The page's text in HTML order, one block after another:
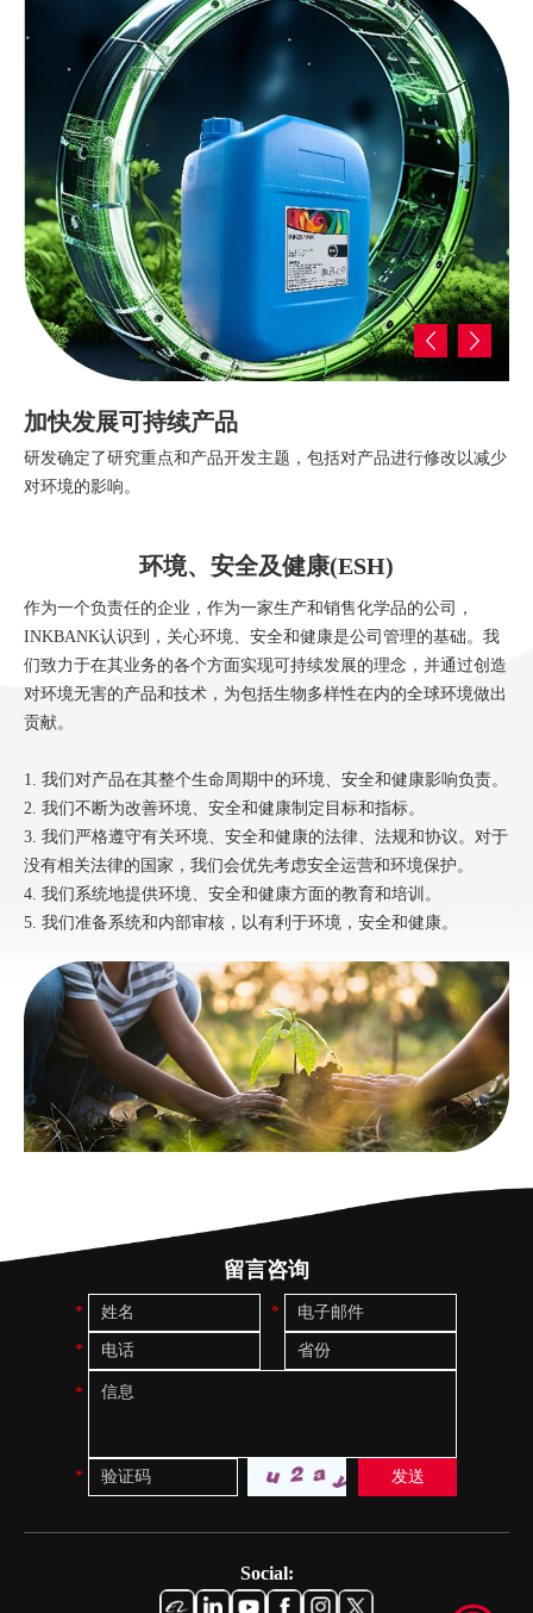
加快发展可持续产品
研发确定了研究重点和产品开发主题，包括对产品进行修改以减少
对环境的影响。
环境、安全及健康(ESH)
作为一个负责任的企业，作为一家生产和销售化学品的公司，
INKBANK认识到，关心环境、安全和健康是公司管理的基础。我
们致力于在其业务的各个方面实现可持续发展的理念，并通过创造
对环境无害的产品和技术，为包括生物多样性在内的全球环境做出
贡献。
1. 我们对产品在其整个生命周期中的环境、安全和健康影响负责。
2. 我们不断为改善环境、安全和健康制定目标和指标。
3. 我们严格遵守有关环境、安全和健康的法律、法规和协议。对于
没有相关法律的国家，我们会优先考虑安全运营和环境保护。
4. 我们系统地提供环境、安全和健康方面的教育和培训。
5. 我们准备系统和内部审核，以有利于环境，安全和健康。
留言咨询
Social: